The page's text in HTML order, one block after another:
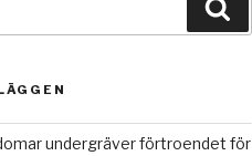
undergräver förtroendet för